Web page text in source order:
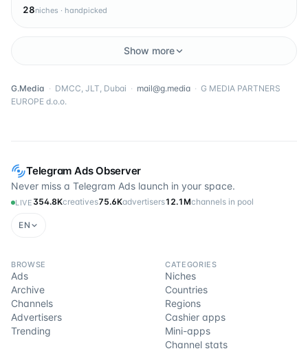
Telegram Ads Observer
Never miss a Telegram Ads launch in your space.
LIVE 354.8Kcreatives75.6Kadvertisers12.1Mchannels in pool
EN
BROWSE
Ads
Archive
Channels
Advertisers
Trending
CATEGORIES
Niches
Countries
Regions
Cashier apps
Mini-apps
Channel stats
28niches · handpicked
Show more
G.Media · DMCC, JLT, Dubai · mail@g.media · G MEDIA PARTNERS
EUROPE d.o.o.